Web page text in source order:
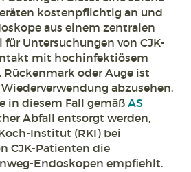
kostenpflichtig an und
aus einem zentralen
für Untersuchungen von CJK-
mit hochinfektiösem
Rückenmark oder Auge ist
abzusehen.
in diesem Fall gemäß AS
Abfall entsorgt werden,
Institut (RKI) bei
CJK-Patienten die
Endoskopen empfiehlt.